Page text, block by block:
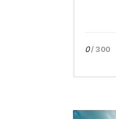
0/ 300